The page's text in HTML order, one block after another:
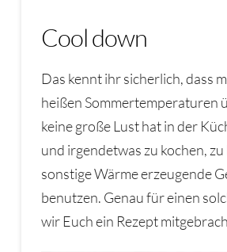
Cool down
Das kennt ihr sicherlich, dass
heißen Sommertemperaturen
keine große Lust hat in der
und irgendetwas zu kochen,
sonstige Wärme erzeugende
benutzen. Genau für einen
wir Euch ein Rezept